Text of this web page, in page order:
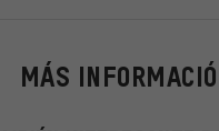
MÁS